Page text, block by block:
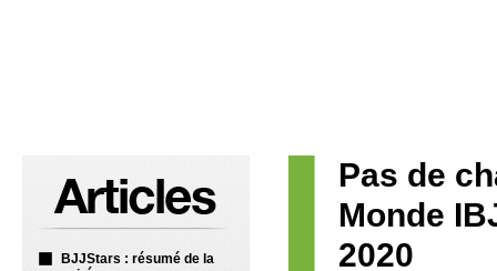
BJJStars : résumé de la
Pas de
Monde
2020